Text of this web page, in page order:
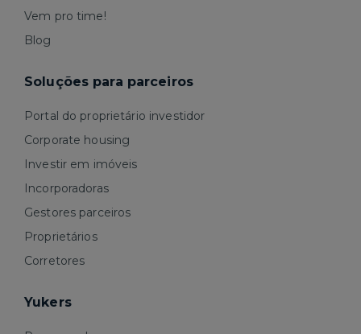
Vem pro time!
Blog
Soluções para parceiros
Portal do proprietário investidor
Corporate housing
Investir em imóveis
Incorporadoras
Gestores parceiros
Proprietários
Corretores
Yukers